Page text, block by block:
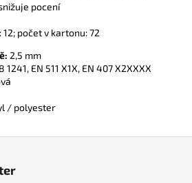
pocení
počet v kartonu: 72
2,5 mm
1241, EN 511 X1X, EN 407 X2XXXX
/ polyester